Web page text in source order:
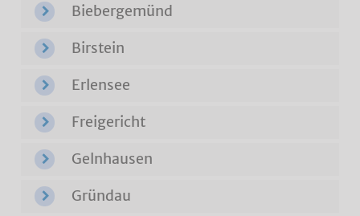
Biebergemünd
Birstein
Erlensee
Freigericht
Gelnhausen
Gründau